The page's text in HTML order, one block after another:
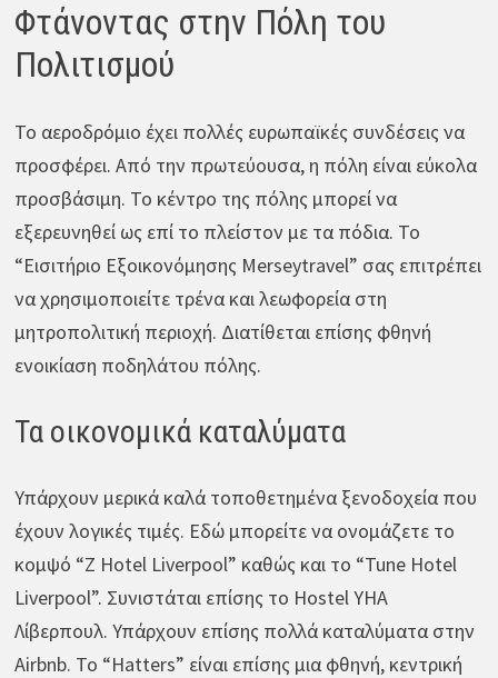
Φτάνοντας στην Πόλη του
Πολιτισμού
Το αεροδρόμιο έχει πολλές ευρωπαϊκές συνδέσεις να
προσφέρει. Από την πρωτεύουσα, η πόλη είναι εύκολα
προσβάσιμη. Το κέντρο της πόλης μπορεί να
εξερευνηθεί ως επί το πλείστον με τα πόδια. Το
“Εισιτήριο Εξοικονόμησης Merseytravel” σας επιτρέπει
να χρησιμοποιείτε τρένα και λεωφορεία στη
μητροπολιτική περιοχή. Διατίθεται επίσης φθηνή
ενοικίαση ποδηλάτου πόλης.
Τα οικονομικά καταλύματα
Υπάρχουν μερικά καλά τοποθετημένα ξενοδοχεία που
έχουν λογικές τιμές. Εδώ μπορείτε να ονομάζετε το
κομψό “Z Hotel Liverpool” καθώς και το “Tune Hotel
Liverpool”. Συνιστάται επίσης το Hostel YHA
Λίβερπουλ. Υπάρχουν επίσης πολλά καταλύματα στην
Airbnb. Το “Hatters” είναι επίσης μια φθηνή, κεντρική